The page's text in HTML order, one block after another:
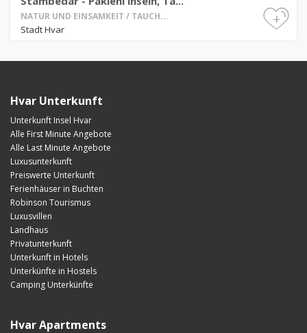
NATUR UND EINSAMKEIT / TAUCH...
Stadt Hvar
+
Hvar Unterkunft
Unterkunft Insel Hvar
Alle First Minute Angebote
Alle Last Minute Angebote
Luxusunterkunft
Preiswerte Unterkunft
Ferienhäuser in Buchten
Robinson Tourismus
Luxusvillen
Landhaus
Privatunterkunft
Unterkunft in Hotels
Unterkünfte in Hostels
Camping Unterkünfte
Hvar Apartments